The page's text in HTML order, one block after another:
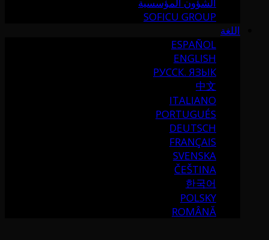
SOFICU GROUP
اللغة
ESPAÑOL
ENGLISH
РУССК. ЯЗЫК
中文
ITALIANO
PORTUGUÉS
DEUTSCH
FRANÇAIS
SVENSKA
ČEŠTINA
한국어
POLSKY
ROMÂNĂ